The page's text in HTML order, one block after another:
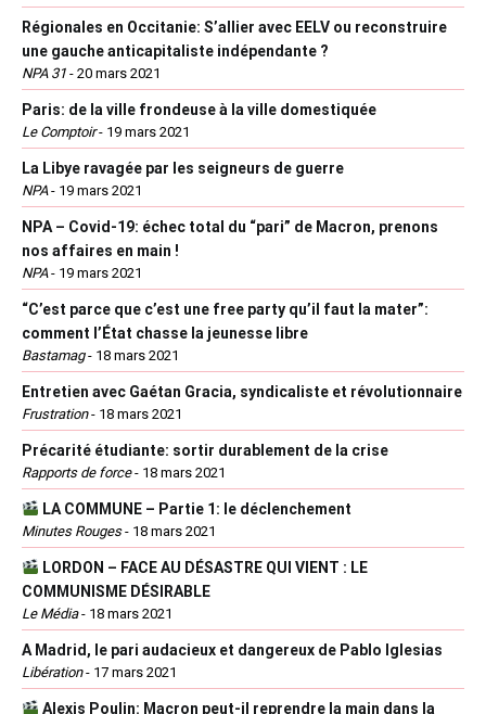
Régionales en Occitanie: S’allier avec EELV ou reconstruire
une gauche anticapitaliste indépendante ?
NPA 31 - 20 mars 2021
Paris: de la ville frondeuse à la ville domestiquée
Le Comptoir- 19 mars 2021
La Libye ravagée par les seigneurs de guerre
NPA- 19 mars 2021
NPA – Covid-19: échec total du “pari” de Macron, prenons
nos affaires en main !
NPA- 19 mars 2021
“C’est parce que c’est une free party qu’il faut la mater”:
comment l’État chasse la jeunesse libre
Bastamag- 18 mars 2021
Entretien avec Gaétan Gracia, syndicaliste et révolutionnaire
Frustration- 18 mars 2021
Précarité étudiante: sortir durablement de la crise
Rapports de force- 18 mars 2021
LA COMMUNE – Partie 1: le déclenchement
Minutes Rouges- 18 mars 2021
LORDON – FACE AU DÉSASTRE QUI VIENT : LE
COMMUNISME DÉSIRABLE
Le Média- 18 mars 2021
A Madrid, le pari audacieux et dangereux de Pablo Iglesias
Libération- 17 mars 2021
Alexis Poulin: Macron peut-il reprendre la main dans la